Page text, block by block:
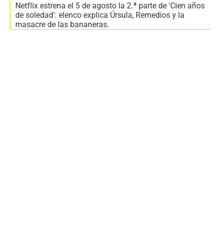
Netflix estrena el 5 de agosto la 2.ª parte de 'Cien años
de soledad': elenco explica Úrsula, Remedios y la
masacre de las bananeras.